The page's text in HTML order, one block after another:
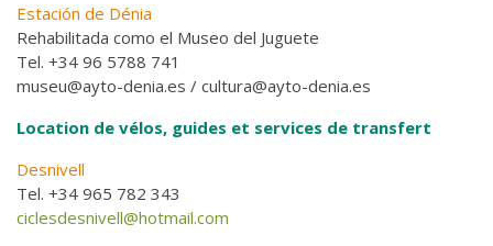
Estación de Dénia
Rehabilitada como el Museo del Juguete
Tel. +34 96 5788 741
museu@ayto-denia.es / cultura@ayto-denia.es
Location de vélos, guides et services de transfert
Desnivell
Tel. +34 965 782 343
ciclesdesnivell@hotmail.com